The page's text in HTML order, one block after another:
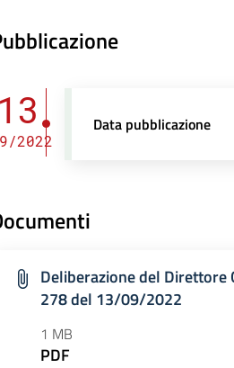
13
2022
Data pubblicazione
Deliberazione del Direttore
278 del 13/09/2022
1 MB
PDF